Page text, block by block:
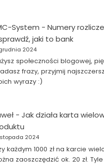
System - Numery
jaki to bank
2024
społeczności blogowej,
frazy, przyjmij
wyrazy :)
- Jak działa karta
2024
każdym 1000 zł na karcie
zaoszczędzić ok. 20 zł.